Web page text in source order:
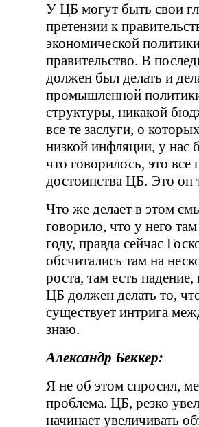
У ЦБ могут быть свои
претензии к
экономической
правительство. В
должен был делать и
промышленной
структуры, никакой
все те заслуги, о
низкой инфляции, у нас
что говорилось, это все
достоинства ЦБ. Это он
Что же делает в этом
говорило, что у него
году, правда сейчас
обсчитались там на
роста, там есть
ЦБ должен делать то,
существует интрига
знаю.
Александр Беккер:
Я не об этом спросил,
проблема. ЦБ, резко
начинает увеличивать